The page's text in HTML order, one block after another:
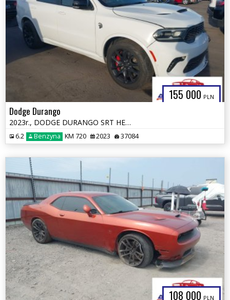
155 000 PLN
Dodge Durango
2023r., DODGE DURANGO SRT HELLCAT PREMIUM AWD, 6.2L, od ubezpieczalni
6.2 Benzyna KM 720 2023 37084
108 000 PLN